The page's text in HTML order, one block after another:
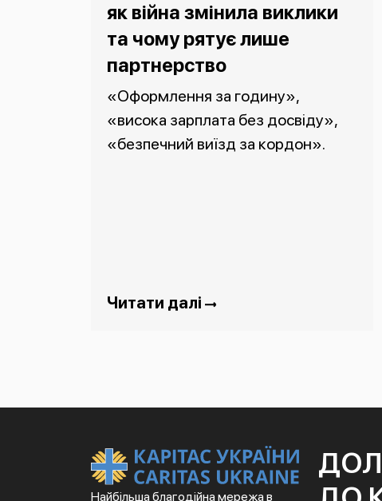
як війна змінила виклики
та чому рятує лише
партнерство
«Оформлення за годину»,
«висока зарплата без досвіду»,
«безпечний виїзд за кордон».
Читати далі
Найбільша благодійна мережа в